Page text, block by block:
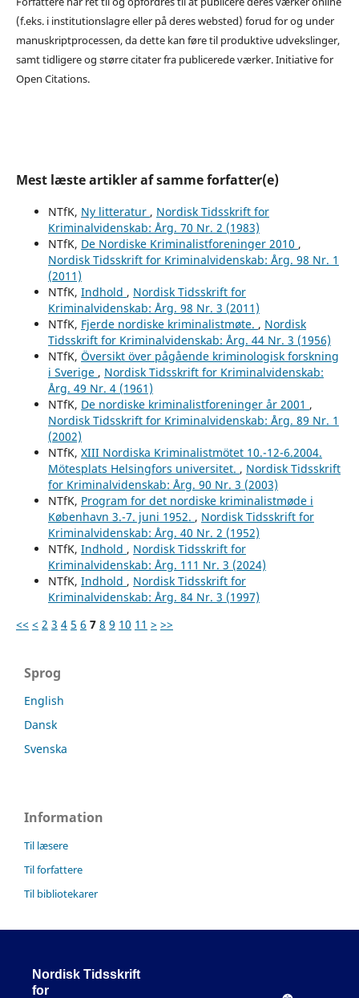
(f.eks. i institutionslagre eller på deres websted) forud for og under
manuskriptprocessen, da dette kan føre til produktive udvekslinger,
samt tidligere og større citater fra publicerede værker. Initiative for
Open Citations.
Mest læste artikler af samme forfatter(e)
NTfK, Ny litteratur , Nordisk Tidsskrift for
Kriminalvidenskab: Årg. 70 Nr. 2 (1983)
NTfK, De Nordiske Kriminalistforeninger 2010 ,
Nordisk Tidsskrift for Kriminalvidenskab: Årg. 98 Nr. 1
(2011)
NTfK, Indhold , Nordisk Tidsskrift for
Kriminalvidenskab: Årg. 98 Nr. 3 (2011)
NTfK, Fjerde nordiske kriminalistmøte. , Nordisk
Tidsskrift for Kriminalvidenskab: Årg. 44 Nr. 3 (1956)
NTfK, Översikt över pågående kriminologisk forskning
i Sverige , Nordisk Tidsskrift for Kriminalvidenskab:
Årg. 49 Nr. 4 (1961)
NTfK, De nordiske kriminalistforeninger år 2001 ,
Nordisk Tidsskrift for Kriminalvidenskab: Årg. 89 Nr. 1
(2002)
NTfK, XIII Nordiska Kriminalistmötet 10.-12-6.2004.
Mötesplats Helsingfors universitet. , Nordisk Tidsskrift
for Kriminalvidenskab: Årg. 90 Nr. 3 (2003)
NTfK, Program for det nordiske kriminalistmøde i
København 3.-7. juni 1952. , Nordisk Tidsskrift for
Kriminalvidenskab: Årg. 40 Nr. 2 (1952)
NTfK, Indhold , Nordisk Tidsskrift for
Kriminalvidenskab: Årg. 111 Nr. 3 (2024)
NTfK, Indhold , Nordisk Tidsskrift for
Kriminalvidenskab: Årg. 84 Nr. 3 (1997)
<< < 2 3 4 5 6 7 8 9 10 11 > >>
Sprog
English
Dansk
Svenska
Information
Til læsere
Til forfattere
Til bibliotekarer
Nordisk Tidsskrift
for